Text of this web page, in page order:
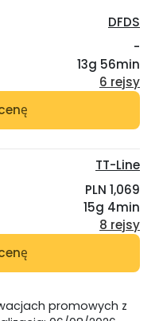
DFDS
-
13g 56min
6 rejsy
TT-Line
PLN 1,069
15g 4min
8 rejsy
promowych z